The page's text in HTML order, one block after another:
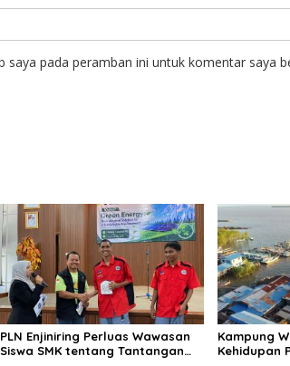
saya pada peramban ini untuk komentar saya
PLN Enjiniring Perluas Wawasan
Siswa SMK tentang Tantangan
Kampung
Kehidupan